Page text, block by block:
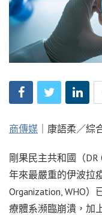
商傳媒 ｜康語柔／綜
剛果民主共和國（
年來最嚴重的伊波拉
Organization, WHO
療體系瀕臨崩潰，加